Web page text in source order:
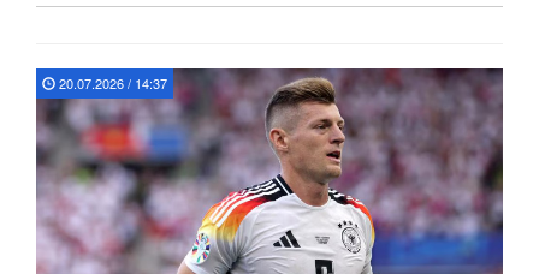
20.07.2026 / 14:37